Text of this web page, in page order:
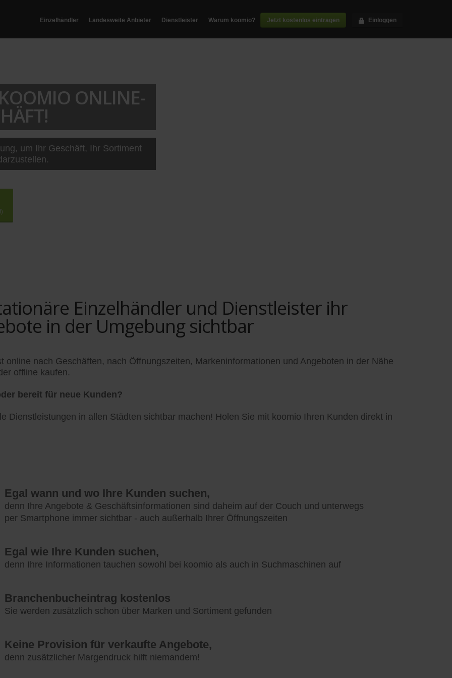
Einzelhändler Landesweite Anbieter Dienstleister Warum koomio? Jetzt kostenlos eintragen Einloggen
ONLINE-
um Ihr Geschäft, Ihr Sortiment
Einzelhändler und Dienstleister ihr
in der Umgebung sichtbar
online nach Geschäften, nach Öffnungszeiten, Markeninformationen und Angeboten in der Nähe
offline kaufen.
bereit für neue Kunden?
Dienstleistungen in allen Städten sichtbar machen! Holen Sie mit koomio Ihren Kunden direkt in
Egal wann und wo Ihre Kunden suchen,
denn Ihre Angebote & Geschäftsinformationen sind daheim auf der Couch und unterwegs
per Smartphone immer sichtbar - auch außerhalb Ihrer Öffnungszeiten
Egal wie Ihre Kunden suchen,
denn Ihre Informationen tauchen sowohl bei koomio als auch in Suchmaschinen auf
Branchenbucheintrag kostenlos
Sie werden zusätzlich schon über Marken und Sortiment gefunden
Keine Provision für verkaufte Angebote,
denn zusätzlicher Margendruck hilft niemandem!